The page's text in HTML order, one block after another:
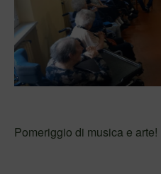
Pomeriggio di musica e arte!